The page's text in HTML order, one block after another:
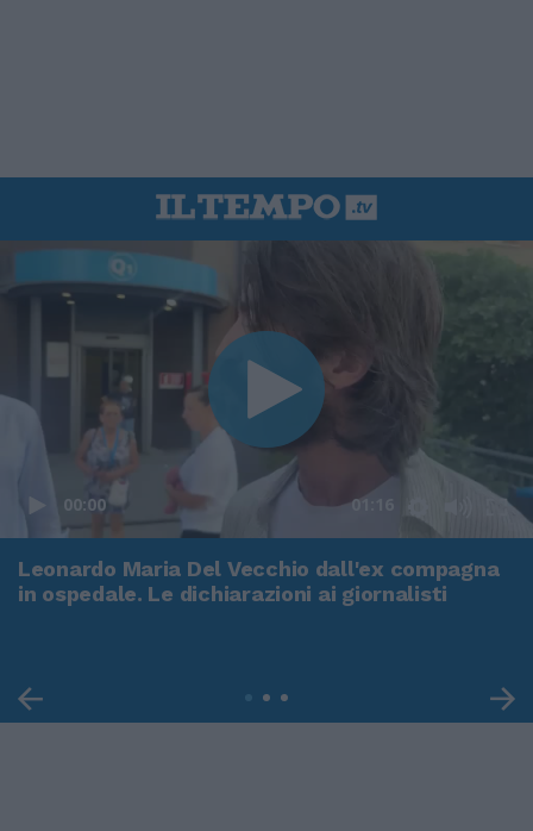
00:00 01:16
Leonardo Maria Del Vecchio dall'ex compagna
in ospedale. Le dichiarazioni ai giornalisti